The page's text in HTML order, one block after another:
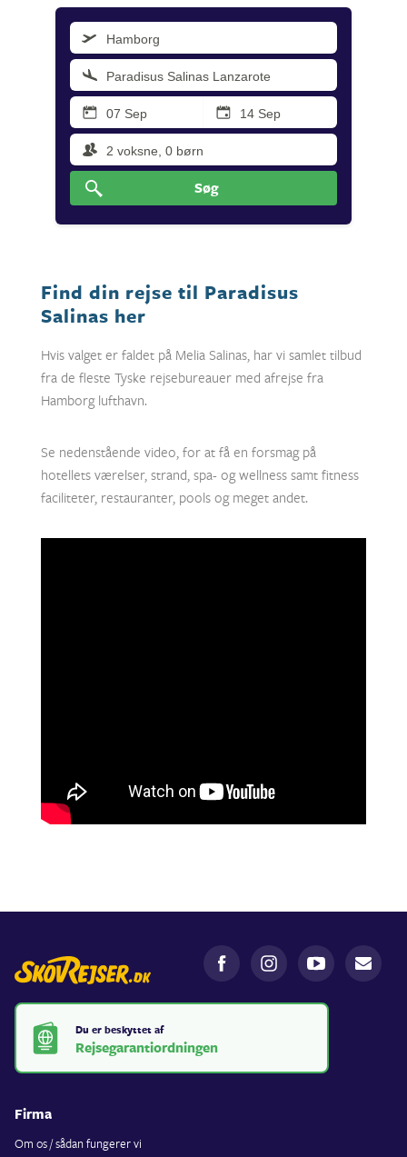
Søg
Find din rejse til Paradisus
Salinas her
Hvis valget er faldet på Melia Salinas, har vi samlet tilbud
fra de fleste Tyske rejsebureauer med afrejse fra
Hamborg lufthavn.
Se nedenstående video, for at få en forsmag på
hotellets værelser, strand, spa- og wellness samt fitness
faciliteter, restauranter, pools og meget andet.
Du er beskyttet af
Rejsegarantiordningen
Firma
Om os / sådan fungerer vi